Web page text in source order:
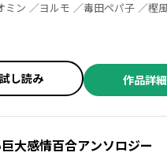
試し読み 作品詳細
大感情百合アンソロジー